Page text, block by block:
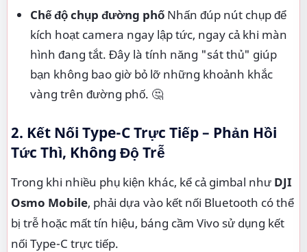
Chế độ chụp đường phố Nhấn đúp nút chụp để
kích hoạt camera ngay lập tức, ngay cả khi màn
hình đang tắt. Đây là tính năng "sát thủ" giúp
bạn không bao giờ bỏ lỡ những khoảnh khắc
vàng trên đường phố. 🤔
2. Kết Nối Type-C Trực Tiếp – Phản Hồi
Tức Thì, Không Độ Trễ
Trong khi nhiều phụ kiện khác, kể cả gimbal như DJI
Osmo Mobile, phải dựa vào kết nối Bluetooth có thể
bị trễ hoặc mất tín hiệu, báng cầm Vivo sử dụng kết
nối Type-C trực tiếp.